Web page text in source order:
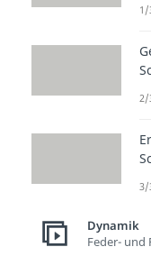
1/
2/
3/
Dynamik
Feder- und